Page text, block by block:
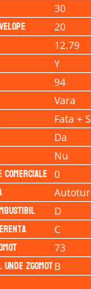
30
20
12.79
Y
94
Vara
Fata +
Da
Nu
comerciale 0
D
C
73
ZgomotB